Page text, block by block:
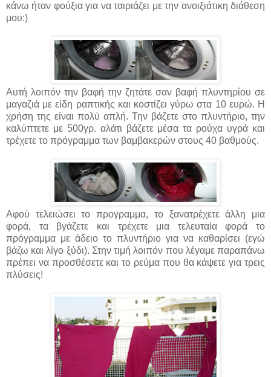
κάνω ήταν φούξια για να ταιριάζει με την ανοιξιάτικη διάθεση
μου:)
Αυτή λοιπόν την βαφή την ζητάτε σαν βαφή πλυντηρίου σε
μαγαζιά με είδη ραπτικής και κοστίζει γύρω στα 10 ευρώ. Η
χρήση της είναι πολύ απλή. Την βάζετε στο πλυντήριο, την
καλύπτετε με 500γρ. αλάτι βάζετε μέσα τα ρούχα υγρά και
τρέχετε το πρόγραμμα των βαμβακερών στους 40 βαθμούς.
Αφού τελειώσει το προγραμμα, το ξανατρέχετε άλλη μια
φορά, τα βγάζετε και τρέχετε μια τελευταία φορά το
πρόγραμμα με άδειο το πλυντήριο για να καθαρίσει (εγώ
βάζω και λίγο ξύδι). Στην τιμή λοιπόν που λέγαμε παραπάνω
πρέπει να προσθέσετε και το ρεύμα που θα κάψετε για τρεις
πλύσεις!